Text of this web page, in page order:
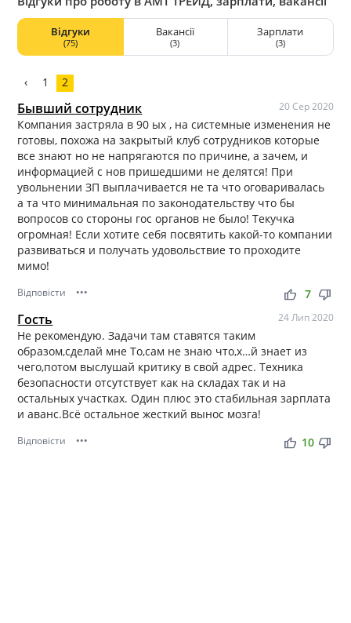
Відгуки
(75)
Вакансії
(3)
Зарплати
(3)
‹ 1 2
Бывший сотрудник 20 Сер 2020
Компания застряла в 90 ых , на системные изменения не
готовы, похожа на закрытый клуб сотрудников которые
все знают но не напрягаются по причине, а зачем, и
информацией с нов пришедшими не делятся! При
увольнении ЗП выплачивается не та что оговаривалась
а та что минимальная по законодательству что бы
вопросов со стороны гос органов не было! Текучка
огромная! Если хотите себя посвятить какой-то компании
развиваться и получать удовольствие то проходите
мимо!
Відповісти ••• thumb_up thumb_down
7
Гость 24 Лип 2020
Не рекомендую. Задачи там ставятся таким
образом,сделай мне То,сам не знаю что,х…й знает из
чего,потом выслушай критику в свой адрес. Техника
безопасности отсутствует как на складах так и на
остальных участках. Один плюс это стабильная зарплата
и аванс.Всё остальное жесткий вынос мозга!
Відповісти ••• thumb_up thumb_down
10